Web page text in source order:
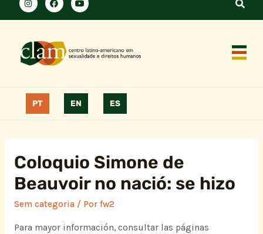
PT EN ES
Coloquio Simone de
Beauvoir no nació: se hizo
Sem categoria/ Por fw2
Para mayor información, consultar las páginas